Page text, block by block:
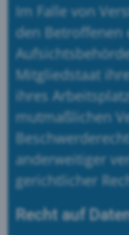
Im Falle von
den Betroffenen
Mitgliedstaat
ihres
mutmaßlichen
anderweitiger
gerichtlicher
Recht auf